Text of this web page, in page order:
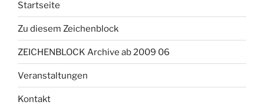
Startseite
Zu diesem Zeichenblock
ZEICHENBLOCK Archive ab 2009 06
Veranstaltungen
Kontakt